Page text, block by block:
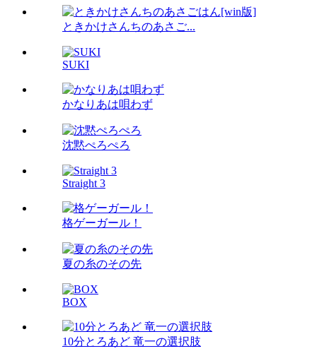
ときかけさんちのあさご...
SUKI
かなりあは唄わず
沈黙ぺろぺろ
Straight 3
格ゲーガール！
夏の糸のその先
BOX
10分とろあど 竜一の選択肢